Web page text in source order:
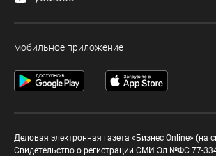
мобильное приложение
Деловая электронная газета «Бизнес Online» (на
Свидетельство о регистрации СМИ Эл №ФС 77-